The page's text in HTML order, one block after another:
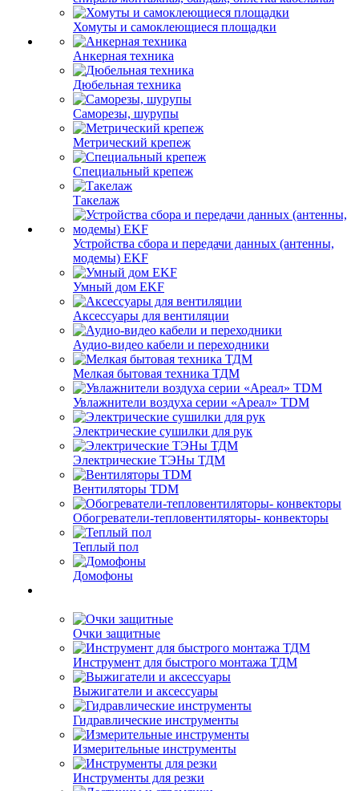
Хомуты и самоклеющиеся площадки
Анкерная техника
Дюбельная техника
Саморезы, шурупы
Метрический крепеж
Специальный крепеж
Такелаж
Устройства сбора и передачи данных (антенны,
модемы) EKF
Умный дом EKF
Аксессуары для вентиляции
Аудио-видео кабели и переходники
Мелкая бытовая техника ТДМ
Увлажнители воздуха серии «Ареал» TDM
Электрические сушилки для рук
Электрические ТЭНы ТДМ
Вентиляторы TDM
Обогреватели-тепловентиляторы- конвекторы
Теплый пол
Домофоны
Очки защитные
Инструмент для быстрого монтажа ТДМ
Выжигатели и аксессуары
Гидравлические инструменты
Измерительные инструменты
Инструменты для резки